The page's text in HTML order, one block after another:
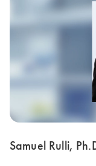
Samuel Rulli,